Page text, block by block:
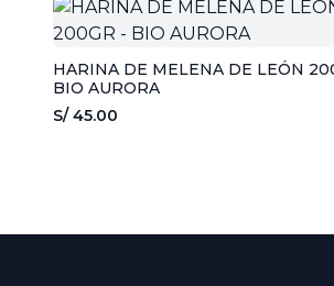
HARINA DE MELENA DE LEÓN
BIO AURORA
S/ 45.00